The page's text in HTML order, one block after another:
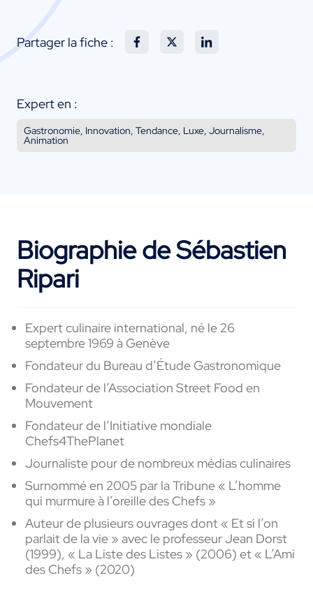
Partager la fiche :
Expert en :
Gastronomie, Innovation, Tendance, Luxe, Journalisme,
Animation
Biographie de Sébastien
Ripari
Expert culinaire international, né le 26
septembre 1969 à Genève
Fondateur du Bureau d’Étude Gastronomique
Fondateur de l’Association Street Food en
Mouvement
Fondateur de l’Initiative mondiale
Chefs4ThePlanet
Journaliste pour de nombreux médias culinaires
Surnommé en 2005 par la Tribune « L’homme
qui murmure à l’oreille des Chefs »
Auteur de plusieurs ouvrages dont « Et si l’on
parlait de la vie » avec le professeur Jean Dorst
(1999), « La Liste des Listes » (2006) et « L’Ami
des Chefs » (2020)